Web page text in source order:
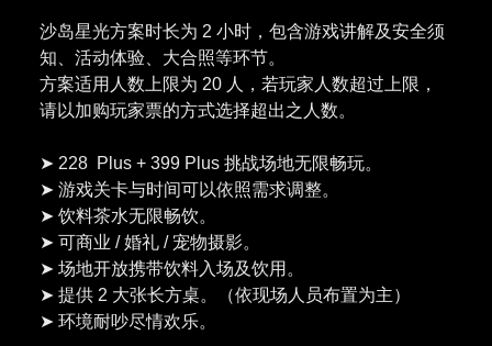
沙岛星光方案时长为 2 小时，包含游戏讲解及安全须
知、活动体验、大合照等环节。
方案适用人数上限为 20 人，若玩家人数超过上限，
请以加购玩家票的方式选择超出之人数。
➤ 228 Plus + 399 Plus 挑战场地无限畅玩。
➤ 游戏关卡与时间可以依照需求调整。
➤ 饮料茶水无限畅饮。
➤ 可商业 / 婚礼 / 宠物摄影。
➤ 场地开放携带饮料入场及饮用。
➤ 提供 2 大张长方桌。（依现场人员布置为主）